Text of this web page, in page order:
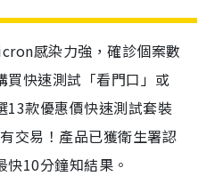
感染力強，確診個案數
買快速測試「看門口」或
13款優惠價快速測試套裝
交易！產品已獲衛生署認
10分鐘知結果。